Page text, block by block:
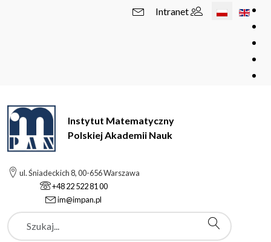
Wybierz swój
Intranet
Instytut Matematyczny
Polskiej Akademii Nauk
ul. Śniadeckich 8, 00-656 Warszawa
+48 22 522 81 00
im@impan.pl
Szukaj